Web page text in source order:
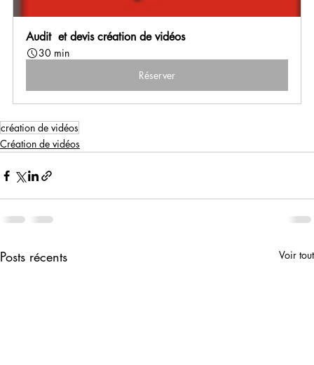
Audit  et devis création de vidéos
30 min
Réserver
création de vidéos
Création de vidéos
Posts récents Voir tout